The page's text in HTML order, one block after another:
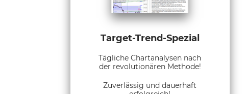
Target-Trend-Spezial
Tägliche Chartanalysen nach
der revolutionären Methode!
Zuverlässig und dauerhaft